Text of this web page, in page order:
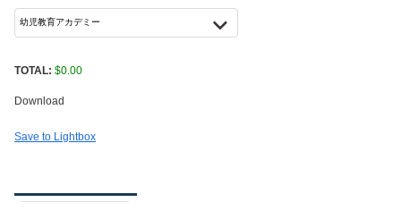
TOTAL: $0.00
Download
Save to Lightbox